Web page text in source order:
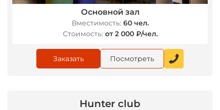
Основной зал
Вместимость: 60 чел.
Стоимость: от 2 000 ₽/чел.
Заказать Посмотреть
Hunter club